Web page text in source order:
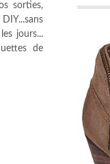
sorties,
jours...
de